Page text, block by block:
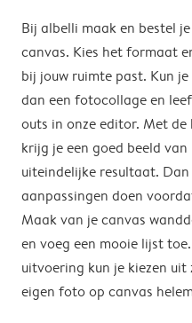
Bij albelli maak en bestel
canvas. Kies het formaat
bij jouw ruimte past. Kun
dan een fotocollage en
outs in onze editor. Met
krijg je een goed beeld
uiteindelijke resultaat.
aanpassingen doen
Maak van je canvas
en voeg een mooie lijst
uitvoering kun je kiezen
eigen foto op canvas